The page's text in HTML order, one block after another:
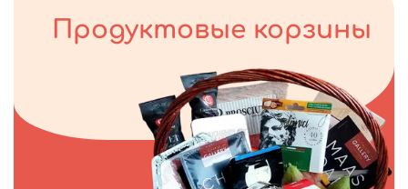
Продуктовые корзины